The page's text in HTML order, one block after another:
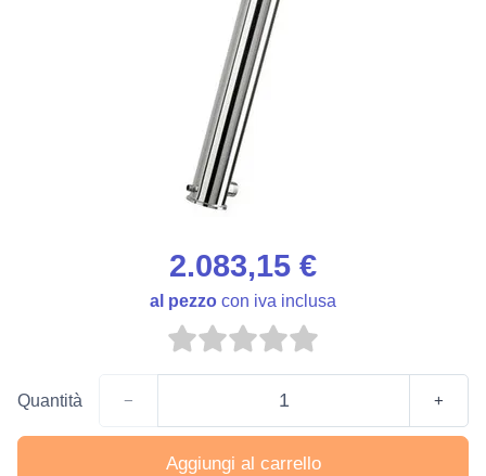
2.083,15 €
al pezzo con iva inclusa
Quantità − +
Aggiungi al carrello